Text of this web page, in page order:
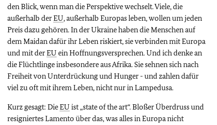
den Blick, wenn man die Perspektive wechselt. Viele, die
außerhalb derEU, außerhalb Europas leben, wollen um jeden
Preis dazu gehören. In der Ukraine haben die Menschen auf
dem Maidan dafür ihr Leben riskiert, sie verbinden mit Europa
und mit derEU ein Hoffnungsversprechen. Und ich denke an
die Flüchtlinge insbesondere aus Afrika. Sie sehnen sich nach
Freiheit von Unterdrückung und Hunger - und zahlen dafür
viel zu oft mit ihrem Leben, nicht nur in Lampedusa.
Kurz gesagt: DieEU ist „state of the art“. Bloßer Überdruss und
resigniertes Lamento über das, was alles in Europa nicht